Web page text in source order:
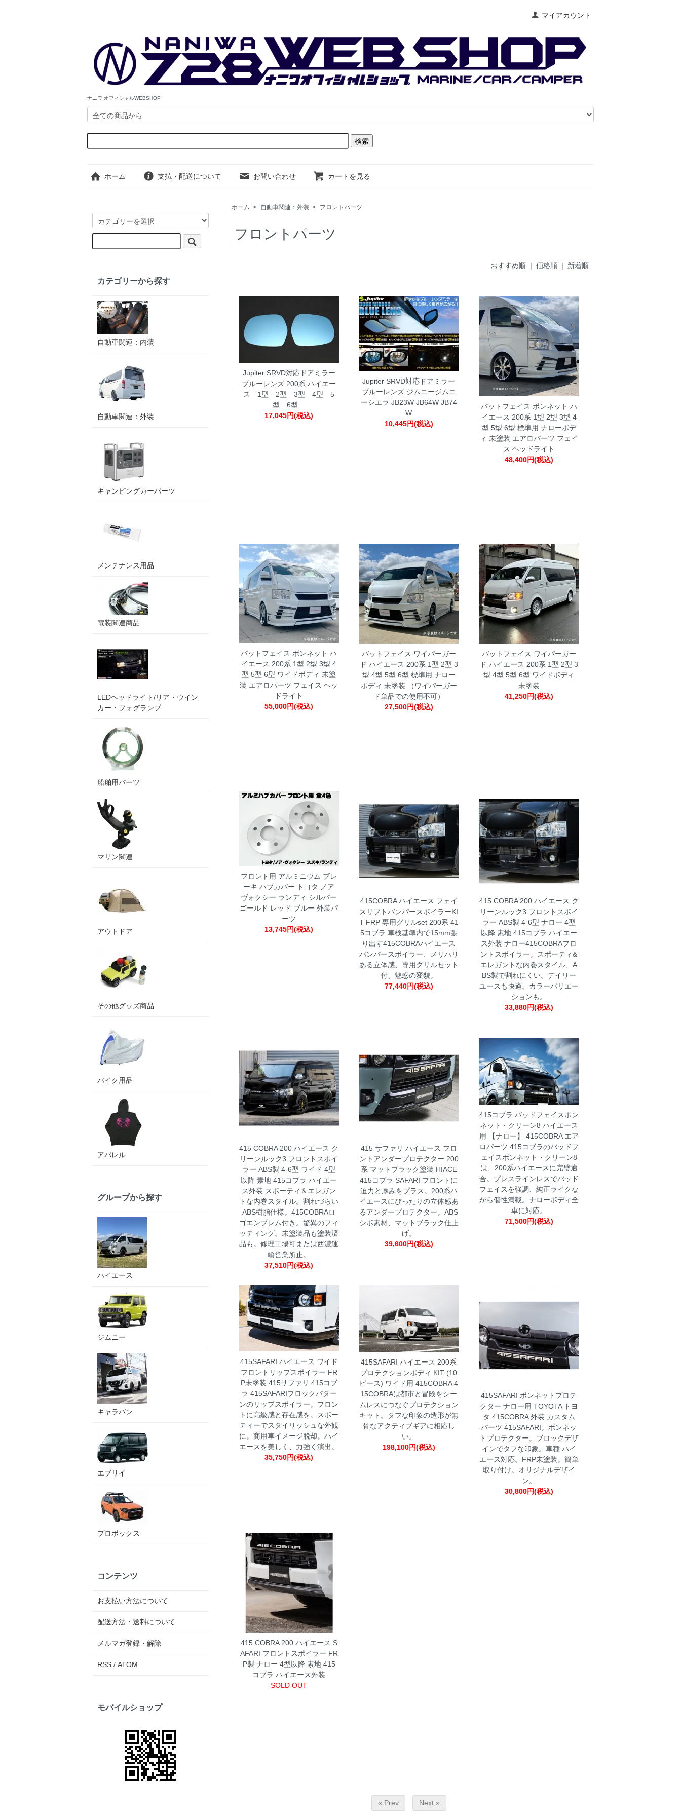
マイアカウント
ナニワ オフィシャルWEBSHOP
ホーム 支払・配送について お問い合わせ カートを見る
ホーム > 自動車関連：外装 > フロントパーツ
フロントパーツ
おすすめ順 | 価格順 | 新着順
Jupiter SRVD対応ドアミラー
ブルーレンズ 200系 ハイエー
ス 1型 2型 3型 4型 5
型 6型
17,045円(税込)
Jupiter SRVD対応ドアミラー
ブルーレンズ ジムニージムニ
ーシエラ JB23W JB64W JB74
W
10,445円(税込)
バットフェイス ボンネット ハ
イエース 200系 1型 2型 3型 4
型 5型 6型 標準用 ナローボデ
ィ 未塗装 エアロパーツ フェイ
ス ヘッドライト
48,400円(税込)
バットフェイス ボンネット ハ
イエース 200系 1型 2型 3型 4
型 5型 6型 ワイドボディ 未塗
装 エアロパーツ フェイス ヘッ
ドライト
55,000円(税込)
バットフェイス ワイパーガー
ド ハイエース 200系 1型 2型 3
型 4型 5型 6型 標準用 ナロー
ボディ 未塗装 （ワイパーガー
ド単品での使用不可）
27,500円(税込)
バットフェイス ワイパーガー
ド ハイエース 200系 1型 2型 3
型 4型 5型 6型 ワイドボディ
未塗装
41,250円(税込)
フロント用 アルミニウム ブレ
ーキ ハブカバー トヨタ ノア
ヴォクシー ランディ シルバー
ゴールド レッド ブルー 外装パ
ーツ
13,745円(税込)
415COBRA ハイエース フェイ
スリフトバンパースポイラーKI
T FRP 専用グリルset 200系 41
5コブラ 車検基準内で15mm張
り出す415COBRAハイエース
バンパースポイラー、メリハリ
ある立体感、専用グリルセット
付、魅惑の変貌。
77,440円(税込)
415 COBRA 200 ハイエース ク
リーンルック3 フロントスポイ
ラー ABS製 4-6型 ナロー 4型
以降 素地 415コブラ ハイエー
ス外装 ナロー415COBRAフロ
ントスポイラー。スポーティ&
エレガントな内巻スタイル、A
BS製で割れにくい。デイリー
ユースも快適。カラーバリエー
ションも。
33,880円(税込)
415 COBRA 200 ハイエース ク
リーンルック3 フロントスポイ
ラー ABS製 4-6型 ワイド 4型
以降 素地 415コブラ ハイエー
ス外装 スポーティ＆エレガン
トな内巻スタイル。割れづらい
ABS樹脂仕様。415COBRAロ
ゴエンブレム付き。驚異のフィ
ッティング。未塗装品も塗装済
品も。修理工場可または西濃運
輸営業所止。
37,510円(税込)
415 サファリ ハイエース フロ
ントアンダープロテクター 200
系 マットブラック塗装 HIACE
415コブラ SAFARI フロントに
迫力と厚みをプラス。200系ハ
イエースにぴったりの立体感あ
るアンダープロテクター。ABS
シボ素材、マットブラック仕上
げ。
39,600円(税込)
415コブラ バッドフェイスボン
ネット・クリーン8 ハイエース
用 【ナロー】 415COBRA エア
ロパーツ 415コブラのバッドフ
ェイスボンネット・クリーン8
は、200系ハイエースに完璧適
合。プレスラインレスでバッド
フェイスを強調、純正ライクな
がら個性満載。ナローボディ全
車に対応。
71,500円(税込)
415SAFARI ハイエース ワイド
フロントリップスポイラー FR
P未塗装 415サファリ 415コブ
ラ 415SAFARIブロックパター
ンのリップスポイラー。フロン
トに高級感と存在感を。スポー
ティーでスタイリッシュな外観
に。商用車イメージ脱却。ハイ
エースを美しく、力強く演出。
35,750円(税込)
415SAFARI ハイエース 200系
プロテクションボディ KIT (10
ピース) ワイド用 415COBRA4
15COBRAは都市と冒険をシー
ムレスにつなぐプロテクション
キット。タフな印象の造形が無
骨なアクティブギアに相応し
い。
198,100円(税込)
415SAFARI ボンネットプロテ
クター ナロー用 TOYOTA トヨ
タ 415COBRA 外装 カスタム
パーツ 415SAFARI。ボンネッ
トプロテクター。ブロックデザ
インでタフな印象。車種:ハイ
エース対応。FRP未塗装。簡単
取り付け。オリジナルデザイ
ン。
30,800円(税込)
415 COBRA 200 ハイエース S
AFARI フロントスポイラー FR
P製 ナロー 4型以降 素地 415
コブラ ハイエース外装
SOLD OUT
« Prev Next »
カテゴリーから探す
自動車関連：内装
自動車関連：外装
キャンピングカーパーツ
メンテナンス用品
電装関連商品
LEDヘッドライト/リア・ウイン
カー・フォグランプ
船舶用パーツ
マリン関連
アウトドア
その他グッズ商品
バイク用品
アパレル
グループから探す
ハイエース
ジムニー
キャラバン
エブリイ
プロボックス
コンテンツ
お支払い方法について
配送方法・送料について
メルマガ登録・解除
RSS / ATOM
モバイルショップ